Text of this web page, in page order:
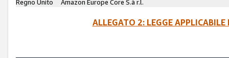
Regno Unito
Amazon Europe Core S.à r.l.
ALLEGATO 2: LEGGE